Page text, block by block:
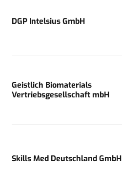
DGP Intelsius GmbH
Geistlich Biomaterials
Vertriebsgesellschaft mbH
Skills Med Deutschland GmbH